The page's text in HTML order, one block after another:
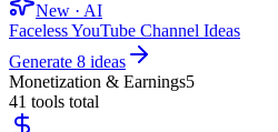
New · AI
Faceless YouTube Channel Ideas
Generate 8 ideas
Monetization & Earnings5
41 tools total